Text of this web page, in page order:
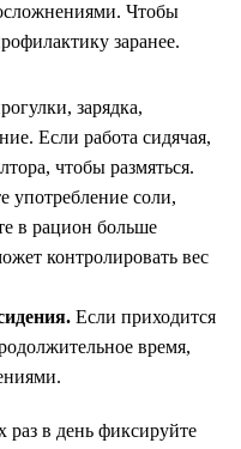
Чтобы
заранее.
зарядка,
Если работа сидячая,
чтобы размяться.
употребление соли,
в рацион больше
контролировать вес
Если приходится
время,
раз в день фиксируйте